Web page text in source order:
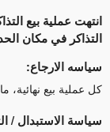
انتهت عملية بيع
التذاكر في مكان
سياسه الارجاع:
كل عملية بيع نهائية،
سياسة الاستبدال /